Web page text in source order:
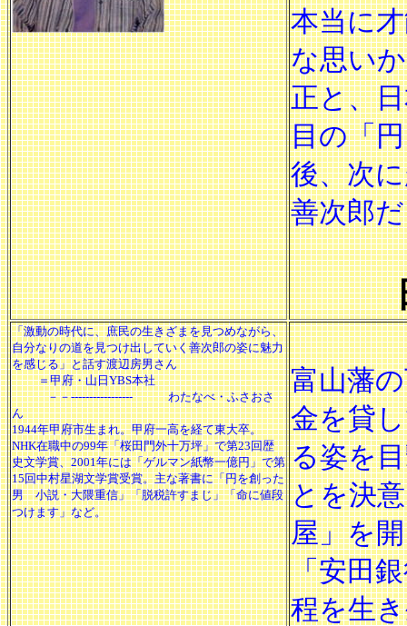
本当に
な思い
正と、
目の「
後、次
善次郎
「激動の時代に、庶民の生きざまを見つめながら、
自分なりの道を見つけ出していく善次郎の姿に魅力
を感じる」と話す渡辺房男さん
＝甲府・山日YBS本社
－－----------------- わたなべ・ふさおさ
ん
1944年甲府市生まれ。甲府一高を経て東大卒。
NHK在職中の99年「桜田門外十万坪」で第23回歴
史文学賞、2001年には「ゲルマン紙幣一億円」で第
15回中村星湖文学賞受賞。主な著書に「円を創った
男 小説・大隈重信」「脱税許すまじ」「命に値段
つけます」など。
富山藩
金を貸
る姿を
とを決
屋」を
「安田
程を生